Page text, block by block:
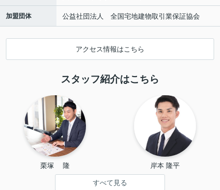
加盟団体 公益社団法人 全国宅地建物取引業保証協会
アクセス情報はこちら
スタッフ紹介はこちら
栗塚 　隆 岸本 隆平
すべて見る